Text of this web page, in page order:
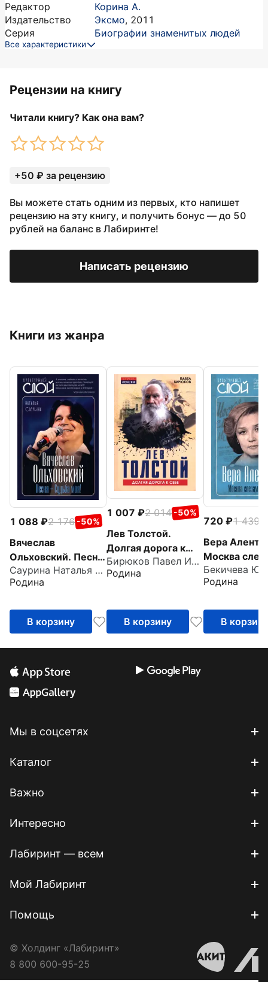
Редактор
Корина А.
Издательство
Эксмо, 2011
Серия
Биографии знаменитых людей
Все характеристики
Рецензии на книгу
Читали книгу? Как она вам?
+50 ₽ за рецензию
Вы можете стать одним из первых, кто напишет
рецензию на эту книгу, и получить бонус — до 50
рублей на баланс в Лабиринте!
Написать рецензию
Книги из жанра
1 088 2 176 -50%
Вячеслав
Ольховский. Песня
- Судьба моя!
Саурина Наталья Дмитриевна
Родина
В корзину
1 007 2 014 -50%
Лев Толстой.
Долгая дорога к
себе
Бирюков Павел Иванович
Родина
В корзину
720 1 439
Вера
Москва
верит...
Бекичева
Родина
В корзину
Мы в соцсетях
Каталог
Важно
Интересно
Лабиринт — всем
Мой Лабиринт
Помощь
© Холдинг «Лабиринт»
8 800 600-95-25